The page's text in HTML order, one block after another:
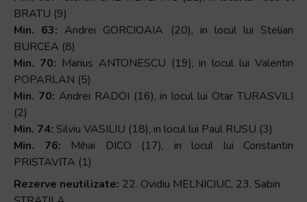
BRATU (9)
Min. 63: Andrei GORCIOAIA (20), in locul lui Stelian
BURCEA (8)
Min. 70: Marius ANTONESCU (19), in locul lui Valentin
POPARLAN (5)
Min. 70: Andrei RADOI (16), in locul lui Otar TURASVILI
(2)
Min. 74: Silviu VASILIU (18), in locul lui Paul RUSU (3)
Min. 76: Mihai DICO (17), in locul lui Constantin
PRISTAVITA (1)
Rezerve neutilizate: 22. Ovidiu MELNICIUC, 23. Sabin